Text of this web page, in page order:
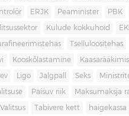
ERJK Peaminister PBK
Kulude kokkuhoid
Tselluloositehas
Kooskõlastamine
Ligo Jalgpall Seks
Paisuv riik Maksumaksja
Tabivere kett haigekassa